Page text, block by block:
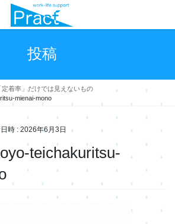
投稿
着率」だけでは見えないもの
mienai-mono
時 : 2026年6月3日
teichakuritsu-